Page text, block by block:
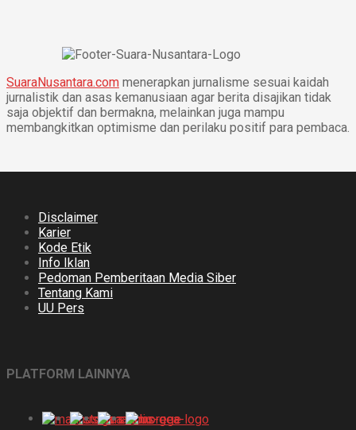
SuaraNusantara.com menerapkan jurnalisme sesuai kaidah
jurnalistik dan asas kemanusiaan agar berita disajikan tidak
saja objektif dan bermakna, melainkan juga mampu
membangkitkan optimisme dan perilaku positif para pembaca.
Disclaimer
Karier
Kode Etik
Info Iklan
Pedoman Pemberitaan Media Siber
Tentang Kami
UU Pers
PLATFORM LAINNYA